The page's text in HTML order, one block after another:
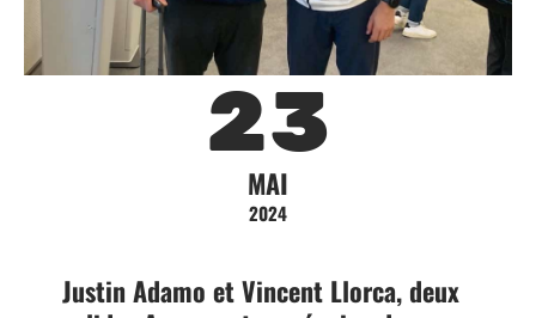
23
MAI
2024
Justin Adamo et Vincent Llorca, deux